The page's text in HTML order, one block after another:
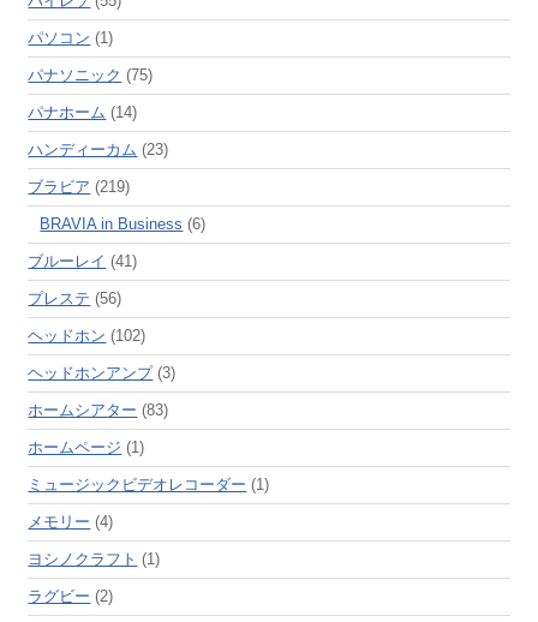
パソコン (1)
パナソニック (75)
パナホーム (14)
ハンディーカム (23)
ブラビア (219)
BRAVIA in Business (6)
ブルーレイ (41)
プレステ (56)
ヘッドホン (102)
ヘッドホンアンプ(3)
ホームシアター (83)
ホームページ (1)
ミュージックビデオレコーダー (1)
メモリー (4)
ヨシノクラフト (1)
ラグビー (2)